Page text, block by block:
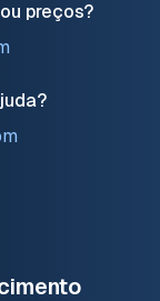
preços?